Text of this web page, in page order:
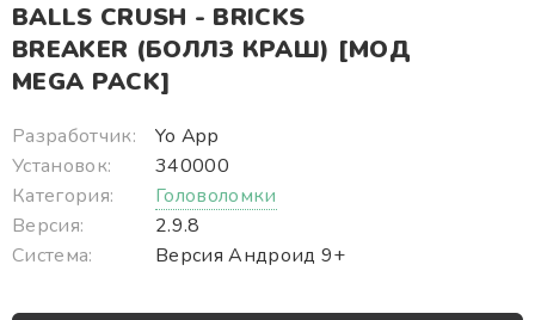
BALLS CRUSH - BRICKS
BREAKER (БОЛЛЗ КРАШ) [МОД
MEGA PACK]
Разработчик:
Yo App
Установок:
340000
Категория:
Головоломки
Версия:
2.9.8
Система:
Версия Андроид 9+